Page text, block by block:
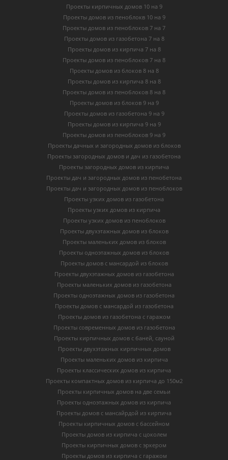
Проекты кирпичных домов 10 на 9
Проекты домов из пеноблокв 10 на 9
Проекты домов из пеноблоков 7 на 7
Проекты домов из газобетона 7 на 8
Проекты домов из кирпича 7 на 8
Проекты домов из пеноблоков 7 на 8
Проекты домов из блоков 8 на 8
Проекты домов из кирпича 8 на 8
Проекты домов из пеноблоков 8 на 8
Проекты домов из блоков 9 на 9
Проекты домов из газобетона 9 на 9
Проекты домов из кирпича 9 на 9
Проекты домов из пеноблоков 9 на 9
Проекты дачных и загородных домов из блоков
Проекты загородных домов и дач из газобетона
Проекты загородных домов из кирпича
Проекты дач и загородных домов из пенобетона
Проекты дач и загородных домов из пеноблоков
Проекты узких домов из газобетона
Проекты узких домов из кирпича
Проекты узких домов из пеноблоков
Проекты двухэтажных домов из блоков
Проекты маленьких домов из блоков
Проекты одноэтажных домов из блоков
Проекты домов с мансардой из блоков
Проекты двухэтажных домов из газобетона
Проекты маленьких домов из газобетона
Проекты одноэтажных домов из газобетона
Проекты домов с мансардой из газобетона
Проекты домов из газобетона с гаражом
Проекты современных домов из газобетона
Проекты кирпичных домов с баней, сауной
Проекты двухэтажных кирпичных домов
Проекты маленьких домов из кирпича
Проекты классических домов из кирпича
Проекты компактных домов из кирпича до 150м2
Проекты кирпичных домов на две семьи
Проекты одноэтажных домов из кирпича
Проекты домов с мансайрдой из кирпича
Проекты кирпичных домов с бассейном
Проекты домов из кирпича с цоколем
Проекты кирпичных домов с эркером
Проекты домов из кирпича с гаражом